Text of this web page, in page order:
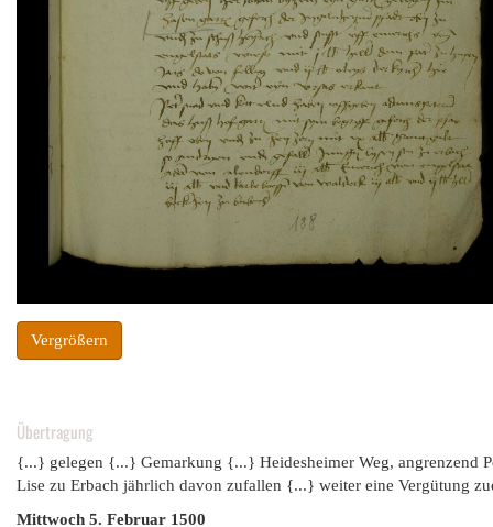
Vergrößern
Übertragung
{...} gelegen {...} Gemarkung {...} Heidesheimer Weg, angrenzend
Lise zu Erbach jährlich davon zufallen {...} weiter eine Vergütung
Mittwoch 5. Februar 1500